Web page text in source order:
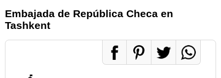
Embajada de República Checa en
Tashkent